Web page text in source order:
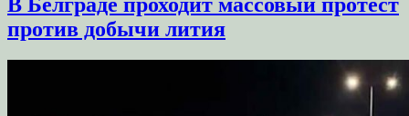
против добычи лития